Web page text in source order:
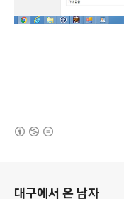
대구에서 온 남자